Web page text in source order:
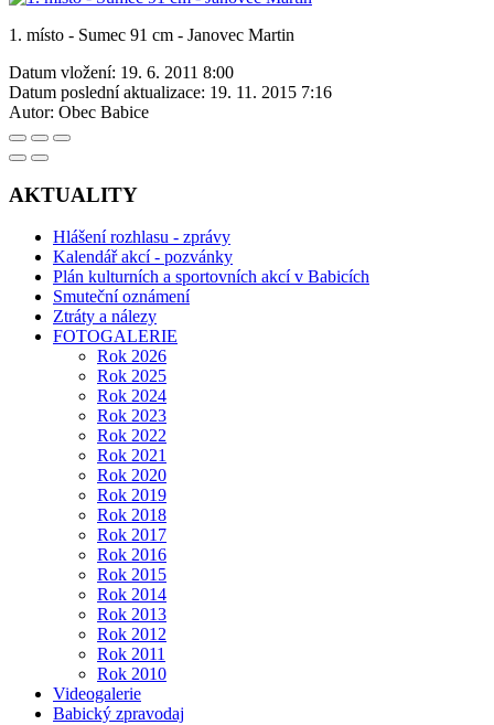
1. místo - Sumec 91 cm - Janovec Martin
Datum vložení: 19. 6. 2011 8:00
Datum poslední aktualizace: 19. 11. 2015 7:16
Autor: Obec Babice
AKTUALITY
Hlášení rozhlasu - zprávy
Kalendář akcí - pozvánky
Plán kulturních a sportovních akcí v Babicích
Smuteční oznámení
Ztráty a nálezy
FOTOGALERIE
Rok 2026
Rok 2025
Rok 2024
Rok 2023
Rok 2022
Rok 2021
Rok 2020
Rok 2019
Rok 2018
Rok 2017
Rok 2016
Rok 2015
Rok 2014
Rok 2013
Rok 2012
Rok 2011
Rok 2010
Videogalerie
Babický zpravodaj